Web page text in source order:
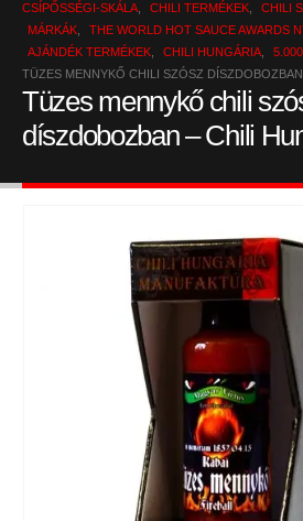
CSÍPŐSSÉGI-SKÁLA
CHILI TERMÉKEK CHILI
MÁRKÁK
THE WORLD HOT SAUCE AWARDS
AJÁNDÉK TERMÉKEK
CHILI HUNGÁRIA
TÜZES MENNYKŐ CHILI SZÓSZ
Tüzes mennykő chili
díszdobozban – Chili